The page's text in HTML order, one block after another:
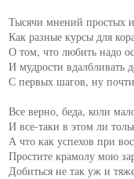
Тысячи мнений простых
Как разные курсы для
О том, что любить надо
И мудрости вдалбливать
С первых шагов, ну
Все верно, беда, коли
И все-таки в этом ли
А что как успехов при
Простите крамолу мою
Добиться не так уж и